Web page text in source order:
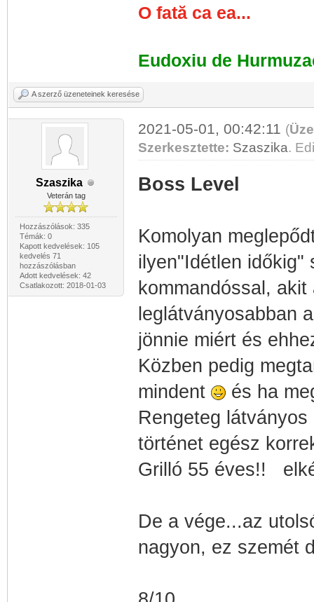
O fată ca ea...
Eudoxiu de
A szerző üzeneteinek keresése
Szaszika
Veterán tag
Hozzászólások: 335
Témák: 0
Kapott kedvelések: 105
kedvelés 71
hozzászólásban
Adott kedvelések: 42
Csatlakozott: 2018-01-03
2021-05-01, 00:42:11 (
Szerkesztette: Szaszika.
Boss Level
Komolyan
ilyen"Idétlen időkig"
kommandóssal,
leglátványosabban
jönnie miért és
Közben pedig
mindent
és ha
Rengeteg
történet egész
Grilló 55 éves!!
De a vége...az
nagyon, ez szemét